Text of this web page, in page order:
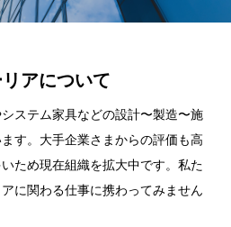
アについて
ステム家具などの設計〜製造〜施
す。大手企業さまからの評価も高
ため現在組織を拡大中です。私た
に関わる仕事に携わってみません